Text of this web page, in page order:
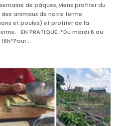
de pâques, viens profiter du
animaux de notre ferme
et poules) et profiter de la
EN PRATIQUE :*Du mardi 6 au